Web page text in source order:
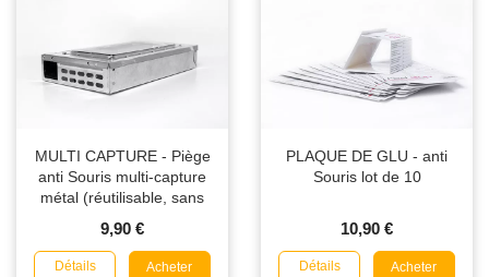
MULTI CAPTURE - Piège
anti Souris multi-capture
métal (réutilisable, sans
9,90 €
Détails Acheter
PLAQUE DE GLU - anti
Souris lot de 10
10,90 €
Détails Acheter